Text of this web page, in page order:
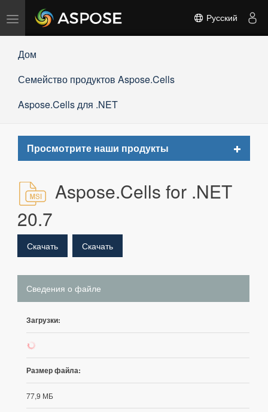
Переключить
навигацию
Русский
Дом
Семейство продуктов Aspose.Cells
Aspose.Cells для .NET
Просмотрите наши продукты
Toggle
Aspose.Cells for .NET
20.7
Скачать Скачать
Сведения о файле
Загрузки:
39
Размер файла:
77,9 МБ